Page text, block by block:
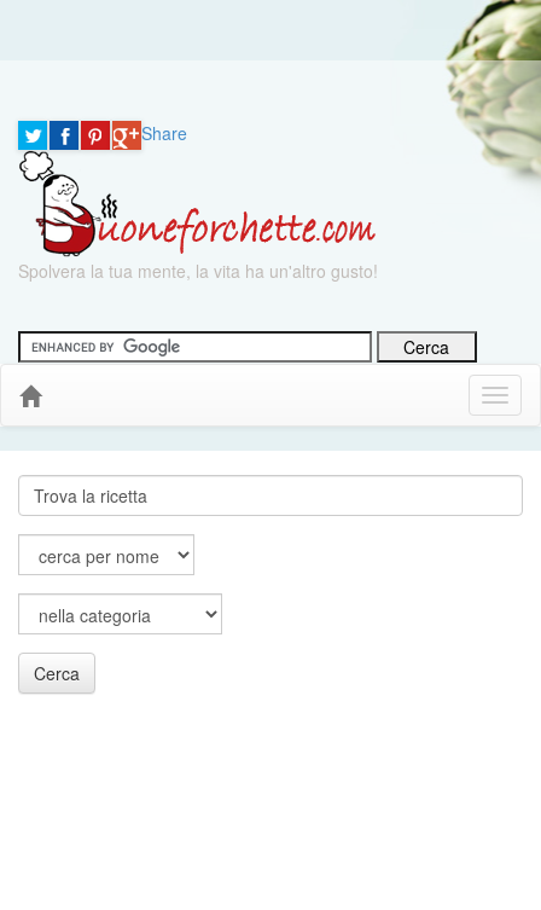
Share
Spolvera la tua mente, la vita ha un'altro gusto!
Menu
Down
Cerca
Cerca